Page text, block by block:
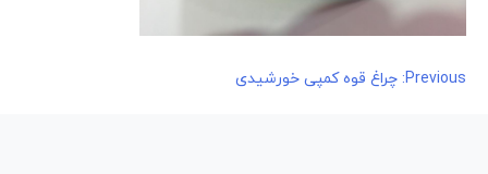
راهبری
Previous: چراغ قوه کمپی خورشیدی